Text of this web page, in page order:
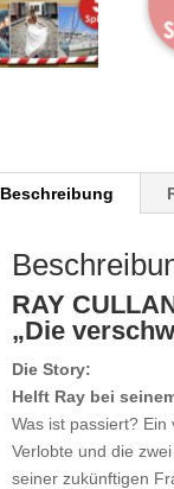
Beschreibung
RAY
„Die
Die Story:
Helft Ray bei
Was ist passiert?
Verlobte und die
seiner zukünftigen